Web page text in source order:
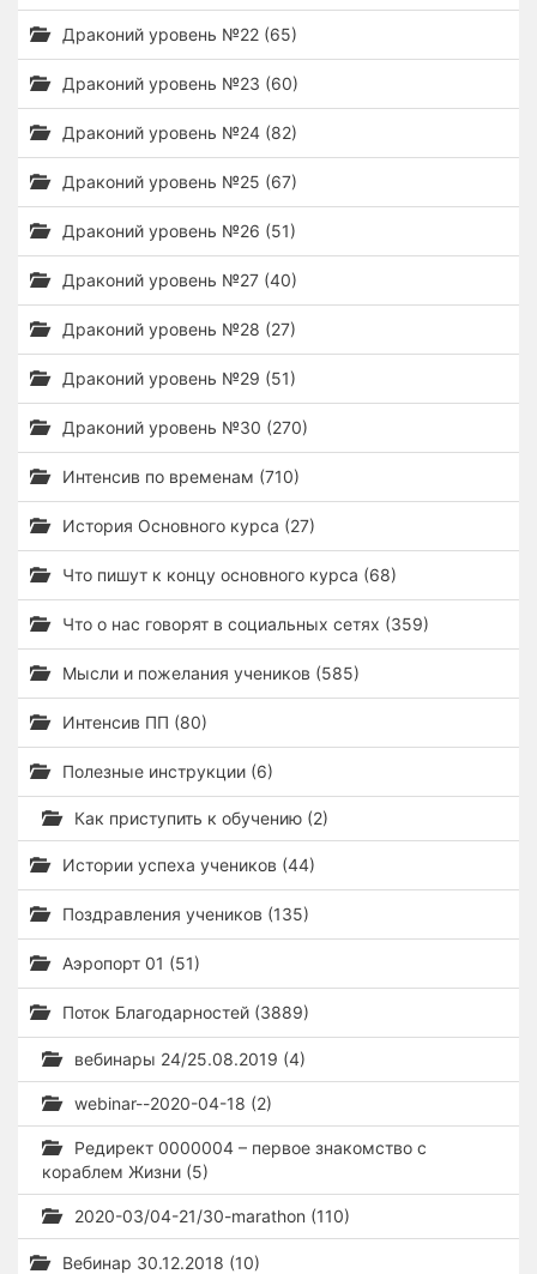
Драконий уровень №22 (65)
Драконий уровень №23 (60)
Драконий уровень №24 (82)
Драконий уровень №25 (67)
Драконий уровень №26 (51)
Драконий уровень №27 (40)
Драконий уровень №28 (27)
Драконий уровень №29 (51)
Драконий уровень №30 (270)
Интенсив по временам (710)
История Основного курса (27)
Что пишут к концу основного курса (68)
Что о нас говорят в социальных сетях (359)
Мысли и пожелания учеников (585)
Интенсив ПП (80)
Полезные инструкции (6)
Как приступить к обучению (2)
Истории успеха учеников (44)
Поздравления учеников (135)
Аэропорт 01 (51)
Поток Благодарностей (3889)
вебинары 24/25.08.2019 (4)
webinar--2020-04-18 (2)
Редирект 0000004 – первое знакомство с
кораблем Жизни (5)
2020-03/04-21/30-marathon (110)
Вебинар 30.12.2018 (10)